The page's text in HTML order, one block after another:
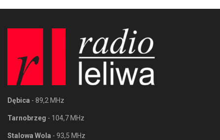
Dębica - 89,2 MHz
Tarnobrzeg - 104,7 MHz
Stalowa Wola - 93,5 MHz